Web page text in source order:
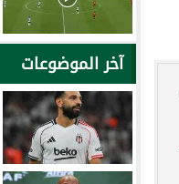
آخر الموضوعات